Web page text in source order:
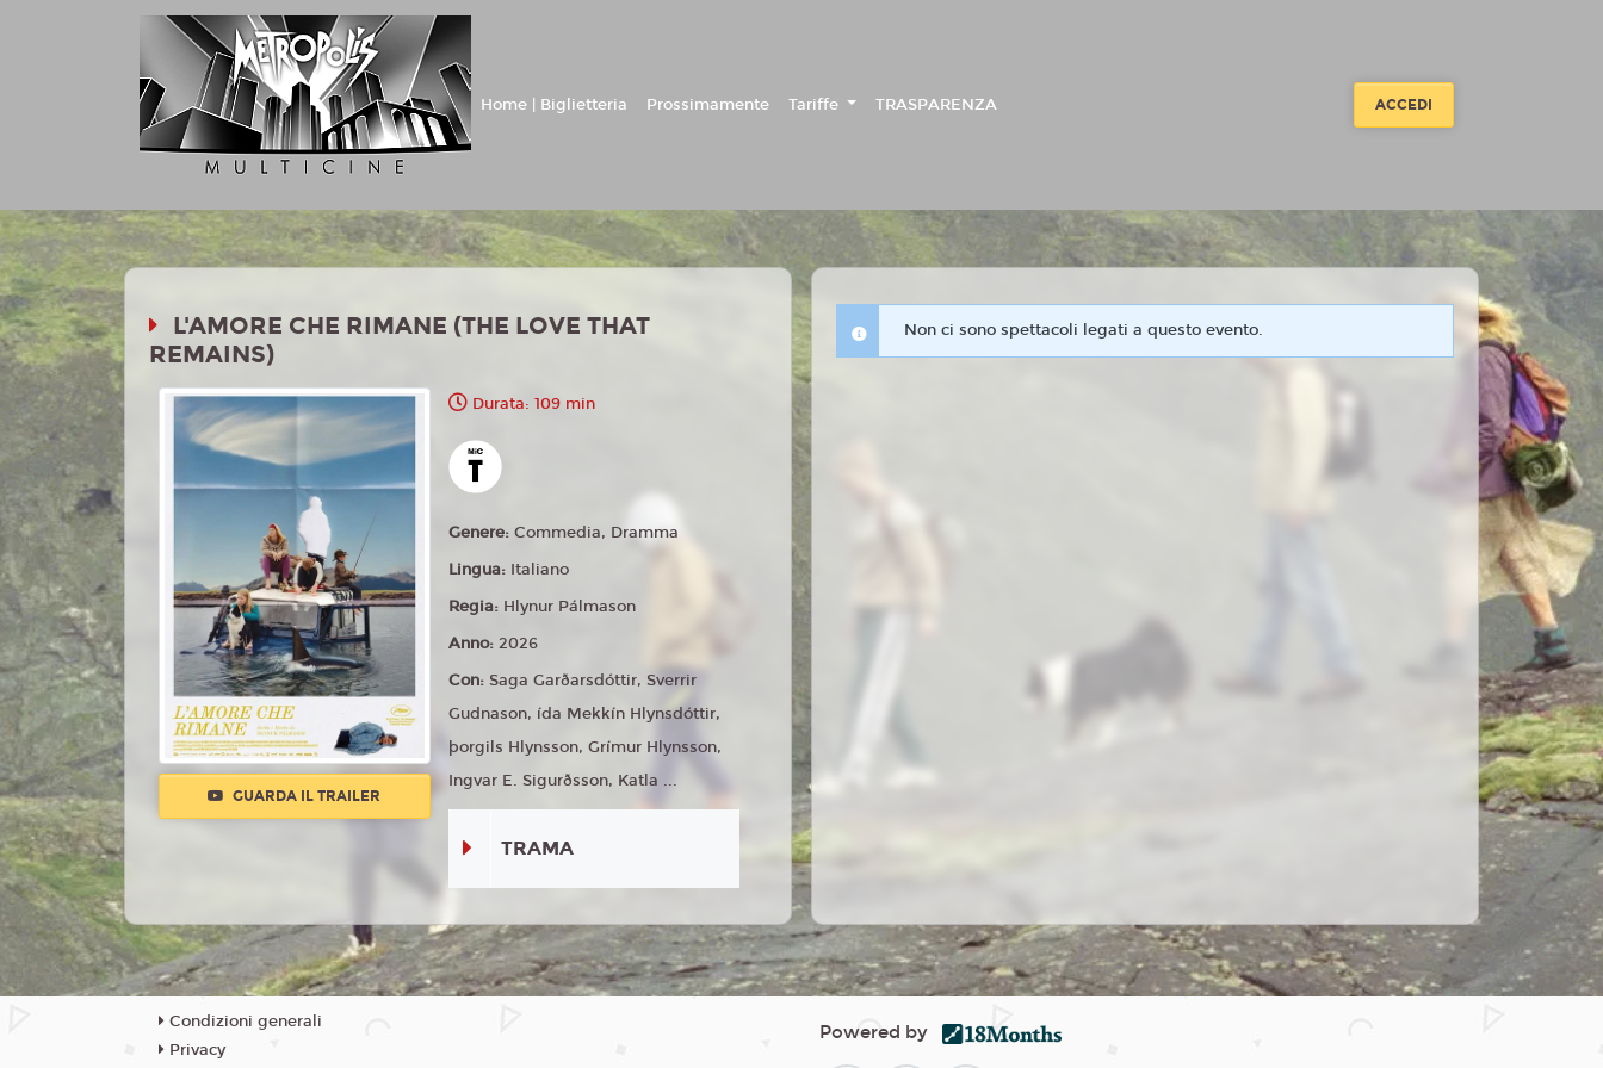
Home | Biglietteria Prossimamente Tariffe TRASPARENZA ACCEDI
L'AMORE CHE RIMANE (THE LOVE THAT
REMAINS)
GUARDA IL TRAILER
Durata: 109 min
Genere:Commedia, Dramma
Lingua: Italiano
Regia: Hlynur Pálmason
Anno:2026
Con:Saga Garðarsdóttir, Sverrir
Gudnason, ída Mekkín Hlynsdóttir,
þorgils Hlynsson, Grímur Hlynsson,
Ingvar E. Sigurðsson, Katla ...
TRAMA
Non ci sono spettacoli legati a questo evento.
Condizioni generali
Privacy
Powered by